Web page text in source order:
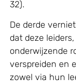
32).
De derde
dat deze
onderwijzende
verspreiden en
zowel via hun